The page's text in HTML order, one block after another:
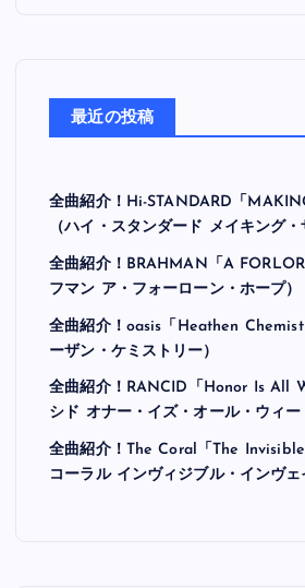
最近の投稿
全曲紹介！Hi-STANDARD「
（ハイ・スタンダード メイキング・
全曲紹介！BRAHMAN「A
フマン ア・フォーローン・ホープ）
全曲紹介！oasis「Heathen
ーザン・ケミストリー）
全曲紹介！RANCID「Honor Is All
シド オナー・イズ・オール・ウィー
全曲紹介！The Coral「The
コーラル インヴィジブル・インヴェ